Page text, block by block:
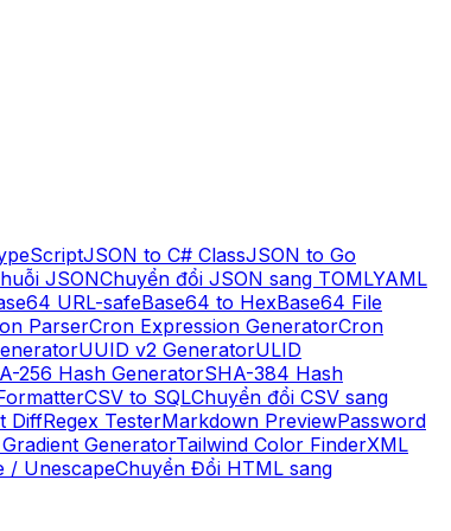
JSON to C# ClassJSON to Go
JSONChuyển đổi JSON sang TOMLYAML
URL-safeBase64 to HexBase64 File
ParserCron Expression GeneratorCron
UUID v2 GeneratorULID
256 Hash GeneratorSHA-384 Hash
CSV to SQLChuyển đổi CSV sang
DiffRegex TesterMarkdown PreviewPassword
GeneratorTailwind Color FinderXML
/ UnescapeChuyển Đổi HTML sang